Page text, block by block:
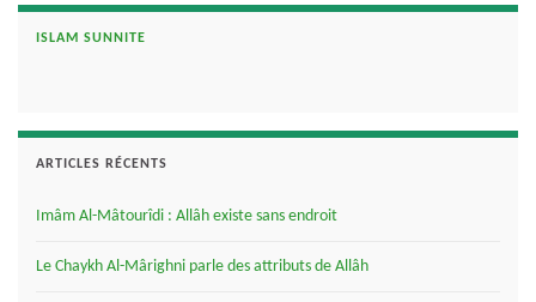
ISLAM SUNNITE
ARTICLES RÉCENTS
Imâm Al-Mâtourîdi : Allâh existe sans endroit
Le Chaykh Al-Mârighni parle des attributs de Allâh